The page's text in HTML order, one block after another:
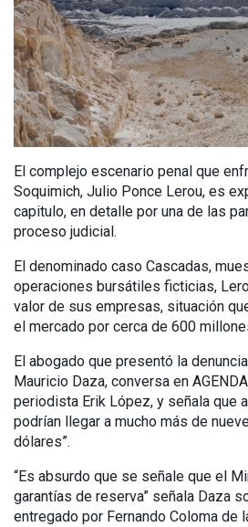
El complejo escenario penal que
Soquimich, Julio Ponce Lerou, es
capitulo, en detalle por una de las
proceso judicial.
El denominado caso Cascadas,
operaciones bursátiles ficticias,
valor de sus empresas, situación
el mercado por cerca de 600
El abogado que presentó la
Mauricio Daza, conversa en
periodista Erik López, y señala que
podrían llegar a mucho más de
dólares”.
“Es absurdo que se señale que el
garantías de reserva” señala Daza
entregado por Fernando Coloma de